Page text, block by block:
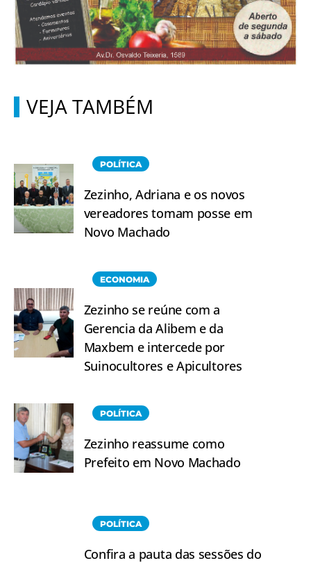
VEJA TAMBÉM
POLÍTICA
Zezinho, Adriana e os novos
vereadores tomam posse em
Novo Machado
ECONOMIA
Zezinho se reúne com a
Gerencia da Alibem e da
Maxbem e intercede por
Suinocultores e Apicultores
POLÍTICA
Zezinho reassume como
Prefeito em Novo Machado
POLÍTICA
Confira a pauta das sessões do